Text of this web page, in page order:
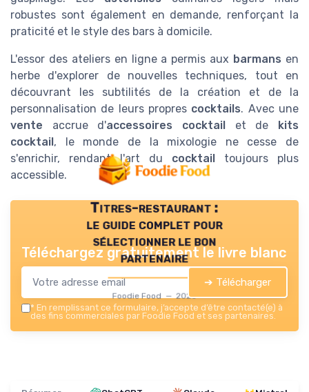
robustes sont également en demande, renforçant la
praticité et le style des bars à domicile.
L'essor des ateliers en ligne a permis aux barmans en
herbe d'explorer de nouvelles techniques, tout en
découvrant les subtilités de la création et de la
personnalisation de leurs propres cocktails. Avec une
vente accrue d'accessoires cocktail et de
kits
cocktail , le monde de la mixologie ne cesse de
s'enrichir, rendant l'art du cocktail
toujours plus
accessible.
Titres-restaurant :
le guide complet pour
sélectionner le bon
partenaire
Foodie Food — 2026
Téléchargez gratuitement le livre blanc
➔ Télécharger
* En remplissant ce formulaire, j’accepte d’être contacté(e) à
des fins commerciales par Foodie Food et ses partenaires.